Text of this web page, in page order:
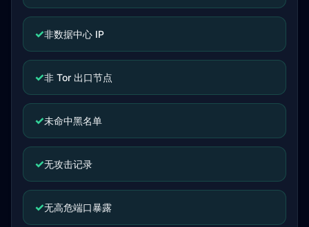
✓非数据中心 IP
✓非 Tor 出口节点
✓未命中黑名单
✓无攻击记录
✓无高危端口暴露